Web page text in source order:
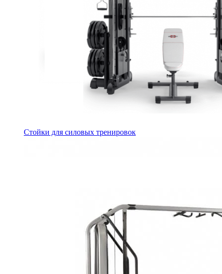
Стойки для силовых тренировок